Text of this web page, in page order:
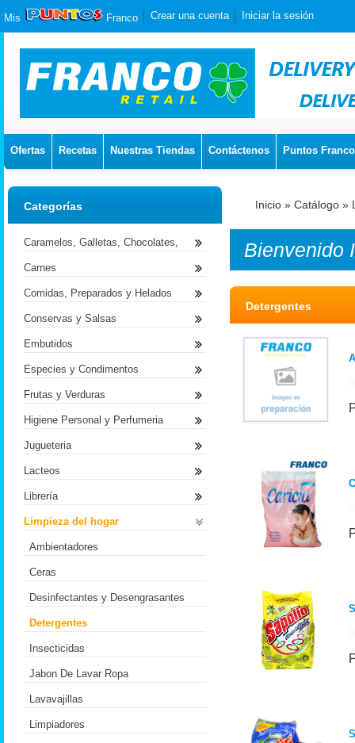
Mis Franco Crear una cuenta Iniciar la sesión
Ofertas Recetas Nuestras Tiendas Contáctenos Puntos Franco
Inicio » Catálogo »
Bienvenido
Detergentes
Categorías
Caramelos, Galletas, Chocolates,
Carnes
Comidas, Preparados y Helados
Conservas y Salsas
Embutidos
Especies y Condimentos
Frutas y Verduras
Higiene Personal y Perfumeria
Jugueteria
Lacteos
Librería
Limpieza del hogar
Ambientadores
Ceras
Desinfectantes y Desengrasantes
Detergentes
Insecticidas
Jabon De Lavar Ropa
Lavavajillas
Limpiadores